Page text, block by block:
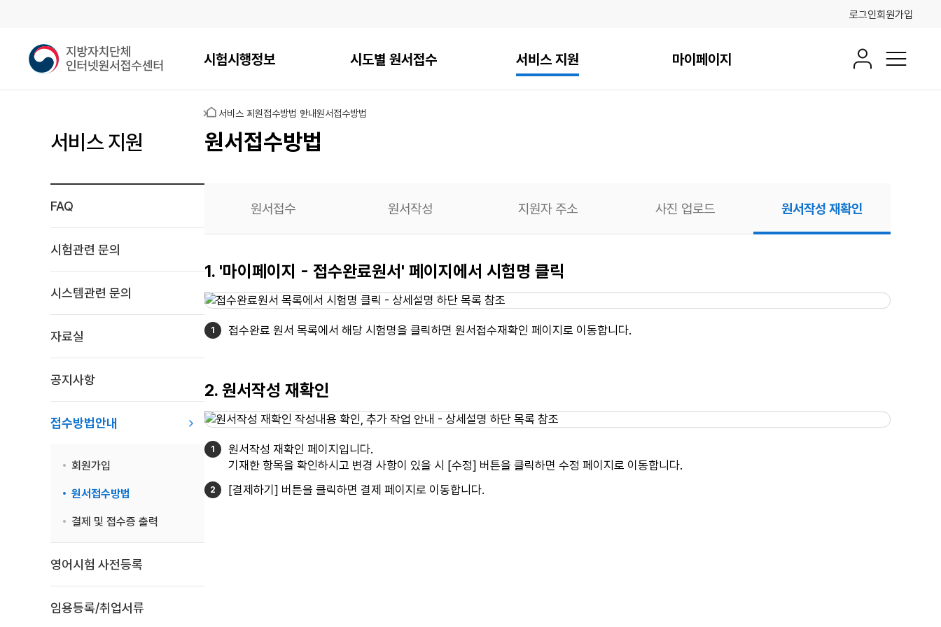
로그인회원가입
지
방
메인메뉴
시험시행정보 시도별 원서접수 서비스 지원 마이페이지 회원정보전체메뉴
서비스 지원
FAQ
시험관련 문의
시스템관련 문의
자료실
공지사항
접수방법안내
회원가입
원서접수방법
결제 및 접수증 출력
영어시험 사전등록
임용등록/취업서류
홈 서비스 지원접수방법 안내원서접수방법
원서접수방법
원서접수 원서작성 지원자 주소 사진 업로드 원서작성 재확인
원서작성
재확인
1. '마이페이지 - 접수완료원서' 페이지에서 시험명 클릭
접수완료 원서 목록에서 해당 시험명을 클릭하면 원서접수재확인 페이지로 이동합니다.
2. 원서작성 재확인
원서작성 재확인 페이지입니다.
기재한 항목을 확인하시고 변경 사항이 있을 시 [수정] 버튼을 클릭하면 수정 페이지로 이동합니다.
[결제하기] 버튼을 클릭하면 결제 페이지로 이동합니다.